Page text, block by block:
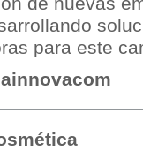
para este